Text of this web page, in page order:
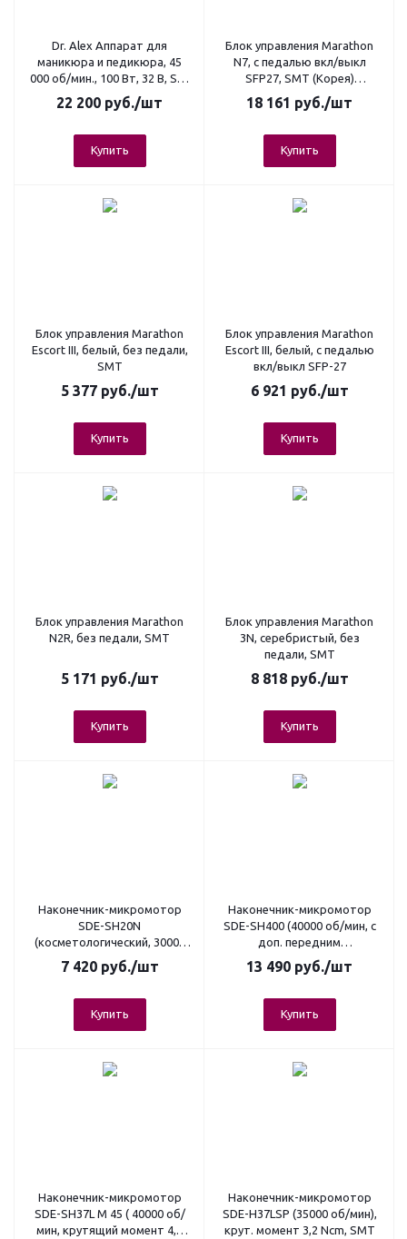
Dr. Alex Аппарат для
маникюра и педикюра, 45
000 об/мин., 100 Вт, 32 В, SP-
22 200 руб./шт
Купить
Блок управления Marathon
N7, с педалью вкл/выкл
SFP27, SMT (Корея)
(держатель)
18 161 руб./шт
Купить
Блок управления Marathon
Escort III, белый, без педали,
SMT
5 377руб./шт
Купить
Блок управления Marathon
Escort III, белый, с педалью
вкл/выкл SFP-27
6 921 руб./шт
Купить
Блок управления Marathon
N2R, без педали, SMT
5 171 руб./шт
Купить
Блок управления Marathon
3N, серебристый, без
педали, SMT
8 818руб./шт
Купить
Наконечник-микромотор
SDE-SH20N
(косметологический, 30000
об/мин, крут. момент 2,7
Ncm, белый)
7 420руб./шт
Купить
Наконечник-микромотор
SDE-SH400 (40000 об/мин, c
доп. передним
подшипником)
13 490 руб./шт
Купить
Наконечник-микромотор
SDE-SH37L М 45 ( 40000 об/
мин, крутящий момент 4,5
Наконечник-микромотор
SDE-H37LSP (35000 об/мин),
крут. момент 3,2 Ncm, SMT